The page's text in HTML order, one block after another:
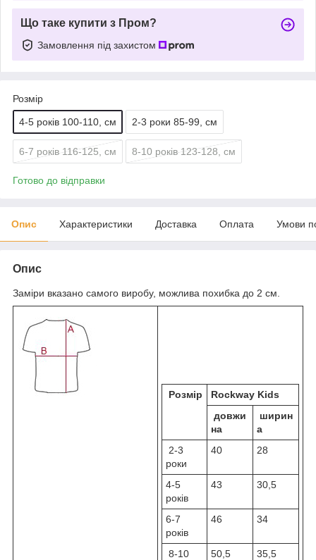
Що таке купити з Пром?
Замовлення під захистом
Розмір
4-5 років 100-110, см 2-3 роки 85-99, см
6-7 років 116-125, см 8-10 років 123-128, см
Готово до відправки
Опис Характеристики Доставка Оплата Умови
Опис
Заміри вказано самого виробу, можлива похибка до 2 см.
Розмір
Rockway Kids
довжи
на
ширин
а
2-3
роки
40 28
4-5
років
43 30,5
6-7
років
46 34
8-10
50,5 35,5